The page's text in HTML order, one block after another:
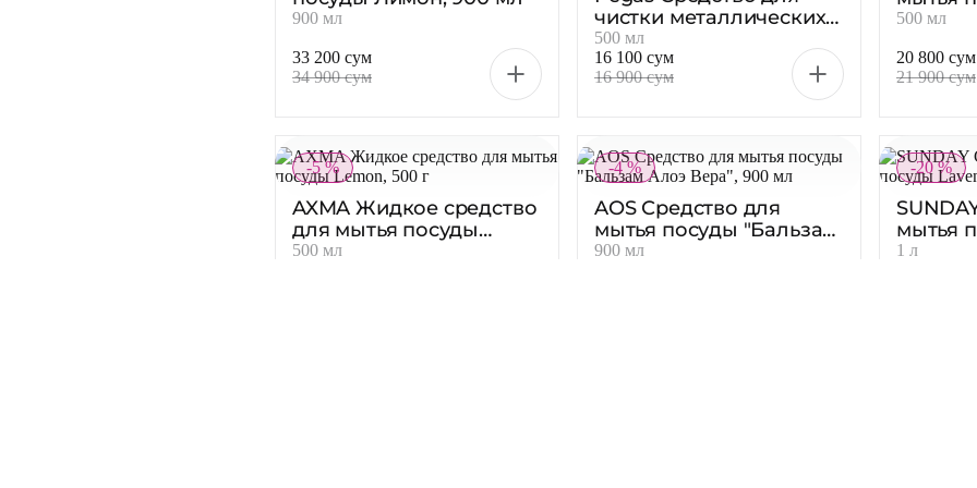
AOS Гель для мытья
посуды Лимон, 900 мл
33 200 сум
34 900 сум
Pegas Средство для
чистки металлических
поверхностей «Чистый
казан», 500 мл
16 100 сум
16 900 сум
мытья
мл
20 800 сум
21 900 сум